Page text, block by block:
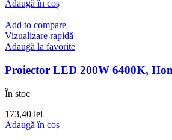
Adaugă în coș
Add to compare
Vizualizare rapidă
Adaugă la favorite
Proiector LED 200W 6400K,
În stoc
173,40 lei
Adaugă în coș